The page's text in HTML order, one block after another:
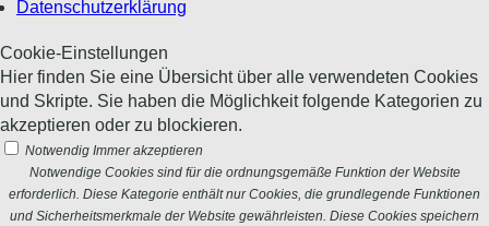
Datenschutzerklärung
Cookie-Einstellungen
Hier finden Sie eine Übersicht über alle verwendeten Cookies
und Skripte. Sie haben die Möglichkeit folgende Kategorien zu
akzeptieren oder zu blockieren.
Notwendig Immer akzeptieren
Notwendige Cookies sind für die ordnungsgemäße Funktion der Website
erforderlich. Diese Kategorie enthält nur Cookies, die grundlegende Funktionen
und Sicherheitsmerkmale der Website gewährleisten. Diese Cookies speichern